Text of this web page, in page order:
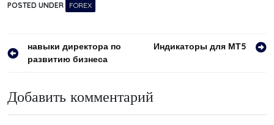
POSTED UNDER FOREX
Навигация
навыки директора по
развитию бизнеса
Индикаторы для МТ5
Добавить комментарий